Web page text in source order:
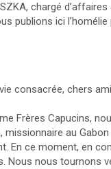
chargé
publions ici
consacrée, chers
Frères Capucins,
au
En ce moment, en
Nous nous tournons